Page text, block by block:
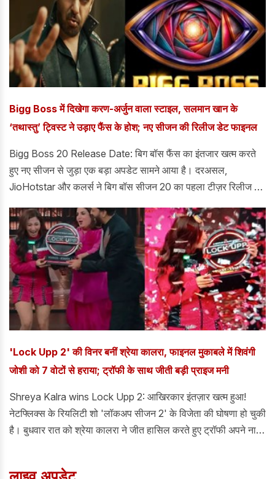
Bigg Boss में दिखेगा करण-अर्जुन वाला स्टाइल, सलमान खान के
‘तथास्तु’ ट्विस्ट ने उड़ाए फैंस के होश; नए सीजन की रिलीज डेट फाइनल
Bigg Boss 20 Release Date: बिग बॉस फैंस का इंतजार खत्म करते
हुए नए सीजन से जुड़ा एक बड़ा अपडेट सामने आया है। दरअसल,
JioHotstar और कलर्स ने बिग बॉस सीजन 20 का पहला टीज़र रिलीज कर
'Lock Upp 2' की विनर बनीं श्रेया कालरा, फाइनल मुकाबले में शिवंगी
जोशी को 7 वोटों से हराया; ट्रॉफी के साथ जीती बड़ी प्राइज मनी
Shreya Kalra wins Lock Upp 2: आखिरकार इंतज़ार खत्म हुआ!
नेटफ्लिक्स के रियलिटी शो 'लॉकअप सीजन 2' के विजेता की घोषणा हो चुकी
है। बुधवार रात को श्रेया कालरा ने जीत हासिल करते हुए ट्रॉफी अपने नाम